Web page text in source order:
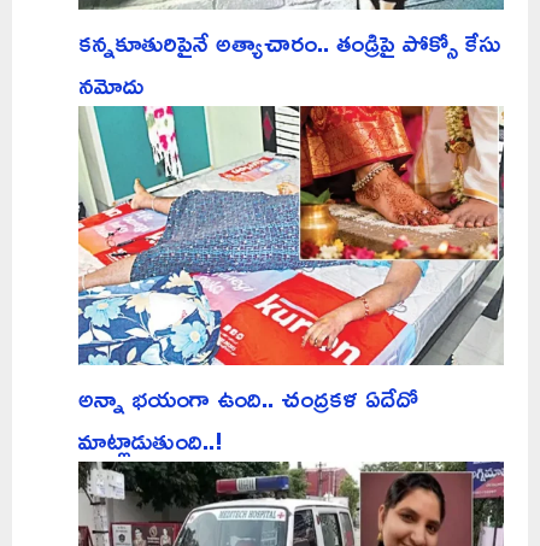
కన్నకూతురిపైనే అత్యాచారం.. తండ్రిపై పోక్సో కేసు
నమోదు
అన్నా భయంగా ఉంది.. చంద్రకళ ఏదేదో
మాట్లాడుతుంది..!